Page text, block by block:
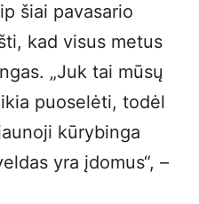
šiai pavasario
kad visus metus
„Juk tai mūsų
puoselėti, todėl
kūrybinga
yra įdomus“, –